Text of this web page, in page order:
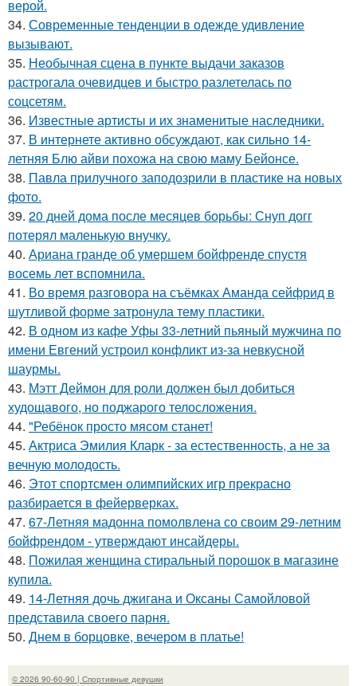
верой.
34. Современные тенденции в одежде удивление
вызывают.
35. Необычная сцена в пункте выдачи заказов
растрогала очевидцев и быстро разлетелась по
соцсетям.
36. Известные артисты и их знаменитые наследники.
37. В интернете активно обсуждают, как сильно 14-
летняя Блю айви похожа на свою маму Бейонсе.
38. Павла прилучного заподозрили в пластике на новых
фото.
39. 20 дней дома после месяцев борьбы: Снуп догг
потерял маленькую внучку.
40. Ариана гранде об умершем бойфренде спустя
восемь лет вспомнила.
41. Во время разговора на съёмках Аманда сейфрид в
шутливой форме затронула тему пластики.
42. В одном из кафе Уфы 33-летний пьяный мужчина по
имени Евгений устроил конфликт из-за невкусной
шаурмы.
43. Мэтт Деймон для роли должен был добиться
худощавого, но поджарого телосложения.
44. "Ребёнок просто мясом станет!
45. Актриса Эмилия Кларк - за естественность, а не за
вечную молодость.
46. Этот спортсмен олимпийских игр прекрасно
разбирается в фейерверках.
47. 67-Летняя мадонна помолвлена со своим 29-летним
бойфрендом - утверждают инсайдеры.
48. Пожилая женщина стиральный порошок в магазине
купила.
49. 14-Летняя дочь джигана и Оксаны Самойловой
представила своего парня.
50. Днем в борцовке, вечером в платье!
© 2026 90-60-90 | Спортивные девушки